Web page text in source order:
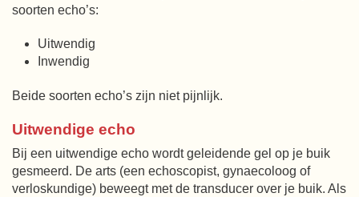
soorten echo’s:
Uitwendig
Inwendig
Beide soorten echo’s zijn niet pijnlijk.
Uitwendige echo
Bij een uitwendige echo wordt geleidende gel op je buik
gesmeerd. De arts (een echoscopist, gynaecoloog of
verloskundige) beweegt met de transducer over je buik. Als